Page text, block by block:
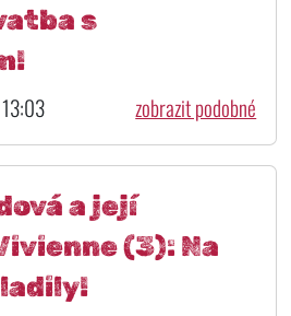
s
zobrazit podobné
a její
(3): Na